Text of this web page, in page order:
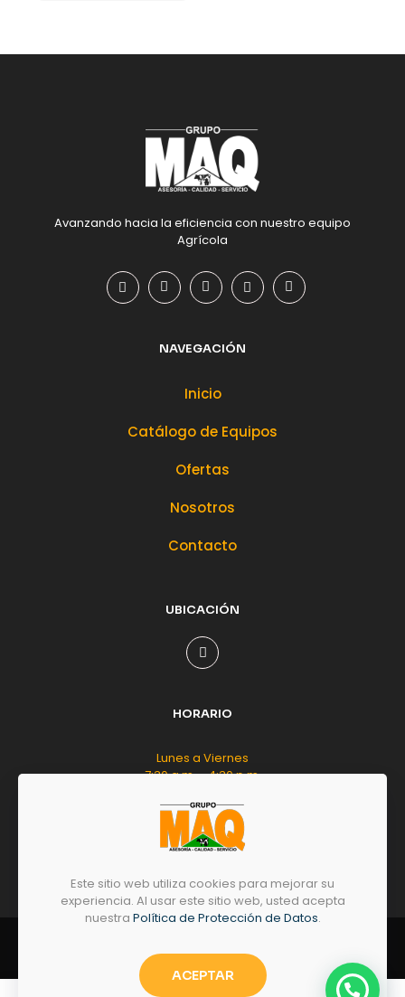
Avanzando hacia la eficiencia con nuestro equipo
Agrícola
NAVEGACIÓN
Inicio
Catálogo de Equipos
Ofertas
Nosotros
Contacto
UBICACIÓN
HORARIO
Lunes a Viernes
7:30 a.m. - 4:30 p.m.
Sábado
8:00 a.m. - 12:00 m.d.
reservados.
Este sitio web utiliza cookies para mejorar su
experiencia. Al usar este sitio web, usted acepta
nuestra Política de Protección de Datos.
ACEPTAR